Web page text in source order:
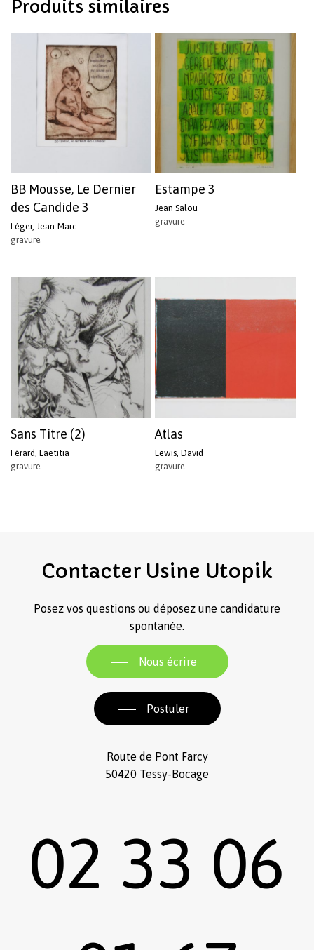
Produits similaires
BB Mousse, Le Dernier
des Candide 3
Léger, Jean-Marc
gravure
Estampe 3
Jean Salou
gravure
Sans Titre (2)
Férard, Laëtitia
gravure
Atlas
Lewis, David
gravure
Contacter Usine Utopik
Posez vos questions ou déposez une candidature
spontanée.
Nous écrire
Postuler
Route de Pont Farcy
50420 Tessy-Bocage
02 33 06